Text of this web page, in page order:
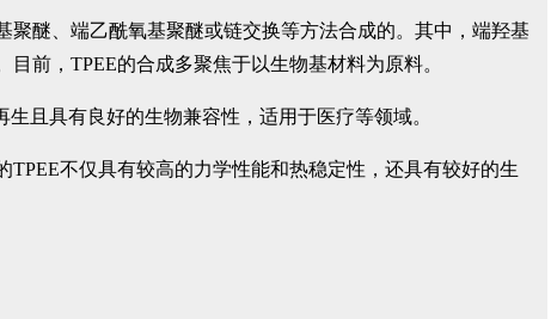
醚、端乙酰氧基聚醚或链交换等方法合成的。其中，端羟基
前，TPEE的合成多聚焦于以生物基材料为原料。
且具有良好的生物兼容性，适用于医疗等领域。
不仅具有较高的力学性能和热稳定性，还具有较好的生